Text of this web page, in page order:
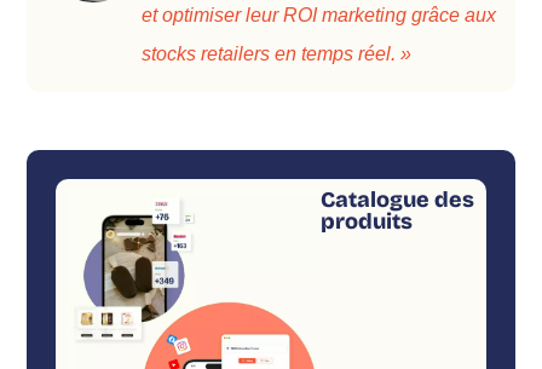
et optimiser leur ROI marketing grâce aux
stocks retailers en temps réel. »
Catalogue des
produits